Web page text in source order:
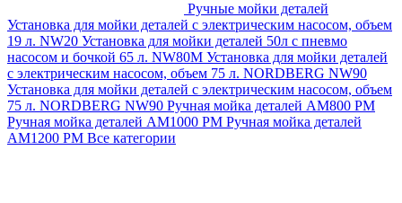
Ручные мойки деталей
Установка для мойки деталей с электрическим насосом, объем
19 л. NW20 Установка для мойки деталей 50л с пневмо
насосом и бочкой 65 л. NW80M Установка для мойки деталей
с электрическим насосом, объем 75 л. NORDBERG NW90
Установка для мойки деталей с электрическим насосом, объем
75 л. NORDBERG NW90 Ручная мойка деталей АМ800 РМ
Ручная мойка деталей АМ1000 РМ Ручная мойка деталей
АМ1200 РМ Все категории